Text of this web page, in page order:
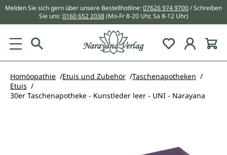
springen
Melden Sie sich gern über unsere Bestellhotline:07626 974 9700/ Schreiben
Sie uns:0160 652 2038 (Mo-Fr 8-20 Uhr, Sa 8-12 Uhr)
Du hast 0
Homöopathie Etuis und Zubehör
Taschenapotheken
Etuis
30er Taschenapotheke - Kunstleder leer - UNI - Narayana